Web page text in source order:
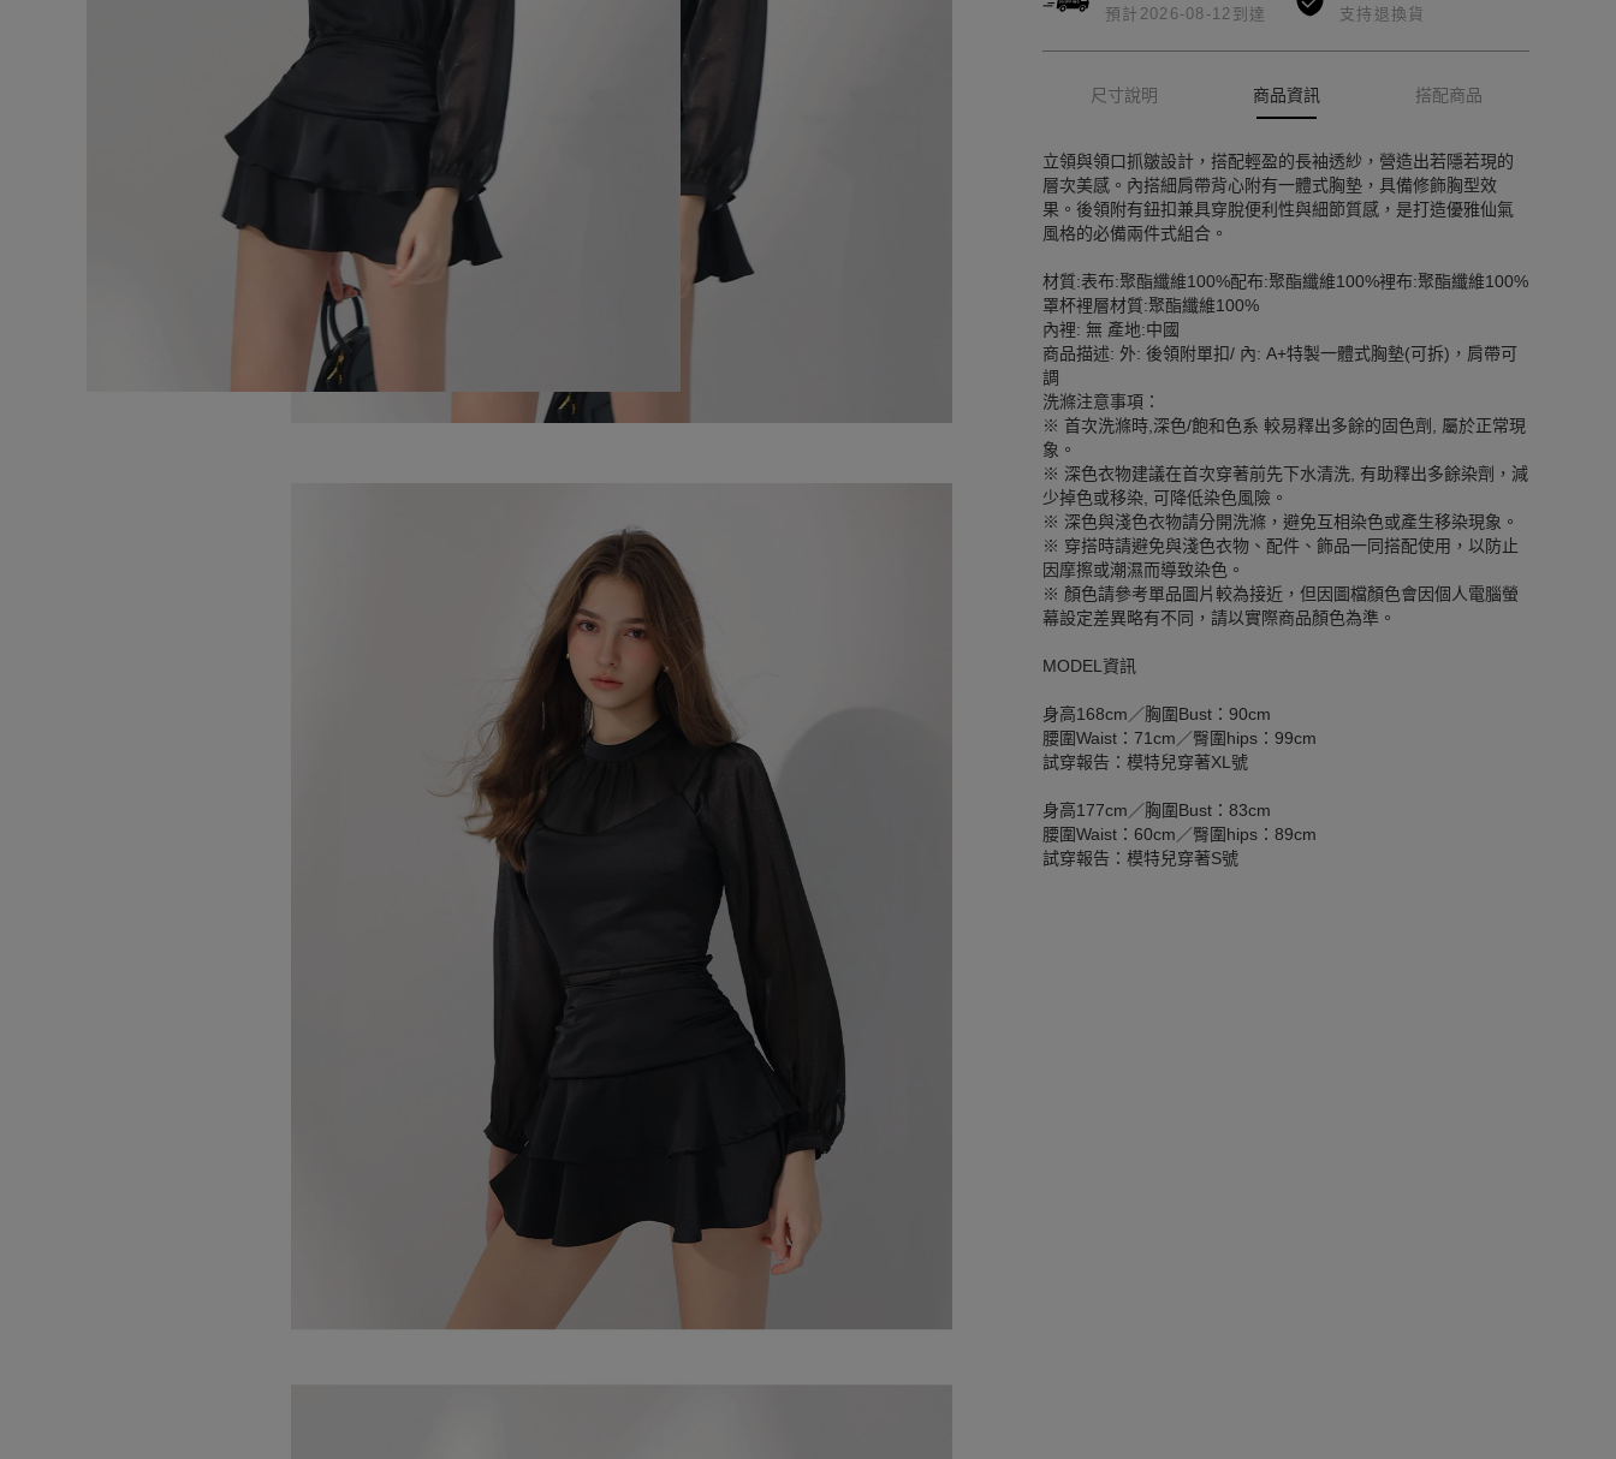
預計2026-08-12到達
支持退換貨
尺寸說明 商品資訊 搭配商品
立領與領口抓皺設計，搭配輕盈的長袖透紗，營造出若隱若現的
層次美感。內搭細肩帶背心附有一體式胸墊，具備修飾胸型效
果。後領附有鈕扣兼具穿脫便利性與細節質感，是打造優雅仙氣
風格的必備兩件式組合。
材質:表布:聚酯纖維100%配布:聚酯纖維100%裡布:聚酯纖維100%
罩杯裡層材質:聚酯纖維100%
內裡: 無 產地:中國
商品描述: 外: 後領附單扣/ 內: A+特製一體式胸墊(可拆)，肩帶可
調
洗滌注意事項：
※ 首次洗滌時,深色/飽和色系 較易釋出多餘的固色劑, 屬於正常現
象。
※ 深色衣物建議在首次穿著前先下水清洗, 有助釋出多餘染劑，減
少掉色或移染, 可降低染色風險。
※ 深色與淺色衣物請分開洗滌，避免互相染色或產生移染現象。
※ 穿搭時請避免與淺色衣物、配件、飾品一同搭配使用，以防止
因摩擦或潮濕而導致染色。
※ 顏色請參考單品圖片較為接近，但因圖檔顏色會因個人電腦螢
幕設定差異略有不同，請以實際商品顏色為準。
MODEL資訊
身高168cm／胸圍Bust：90cm
腰圍Waist：71cm／臀圍hips：99cm
試穿報告：模特兒穿著XL號
身高177cm／胸圍Bust：83cm
腰圍Waist：60cm／臀圍hips：89cm
試穿報告：模特兒穿著S號